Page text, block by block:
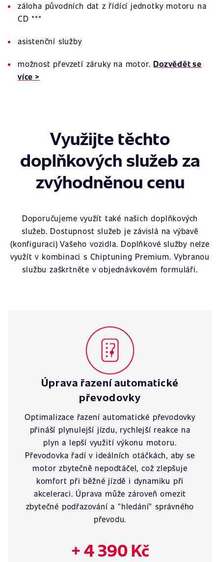
záloha původních dat z řídící jednotky motoru na
CD ***
asistenční služby
možnost převzetí záruky na motor.Dozvědět se
více >
Využijte těchto
doplňkových služeb za
zvýhodněnou cenu
Doporučujeme využít také našich doplňkových
služeb. Dostupnost služeb je závislá na výbavě
(konfiguraci) Vašeho vozidla. Doplňkové služby nelze
využít v kombinaci s Chiptuning Premium. Vybranou
službu zaškrtněte v objednávkovém formuláři.
Úprava řazení automatické
převodovky
Optimalizace řazení automatické převodovky
přináší plynulejší jízdu, rychlejší reakce na
plyn a lepší využití výkonu motoru.
Převodovka řadí v ideálních otáčkách, aby se
motor zbytečně nepodtáčel, což zlepšuje
komfort při běžné jízdě i dynamiku při
akceleraci. Úprava může zároveň omezit
zbytečné podřazování a "hledání" správného
převodu.
+ 4 390 Kč